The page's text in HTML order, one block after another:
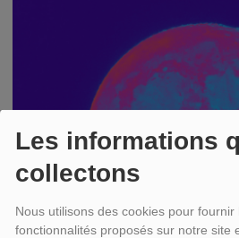
Les informations
collectons
Nous utilisons des cookies pour fournir
fonctionnalités proposés sur notre site